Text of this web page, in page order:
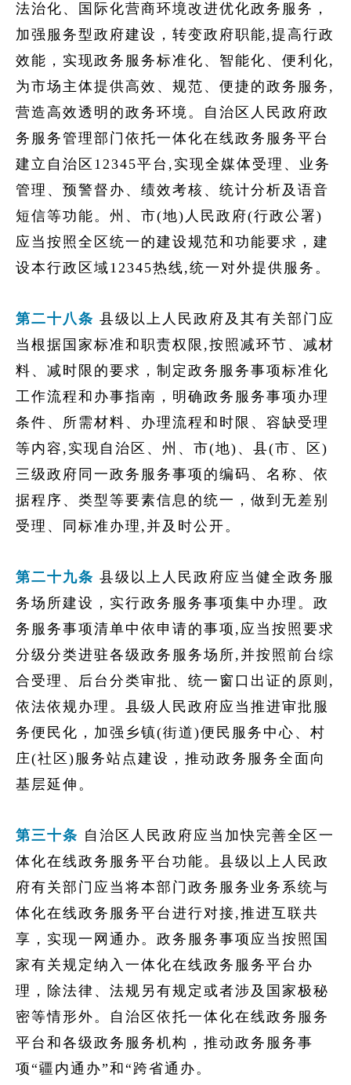
法治化、国际化营商环境改进优化政务服务，
加强服务型政府建设，转变政府职能,提高行政
效能，实现政务服务标准化、智能化、便利化,
为市场主体提供高效、规范、便捷的政务服务,
营造高效透明的政务环境。自治区人民政府政
务服务管理部门依托一体化在线政务服务平台
建立自治区12345平台,实现全媒体受理、业务
管理、预警督办、绩效考核、统计分析及语音
短信等功能。州、市(地)人民政府(行政公署)
应当按照全区统一的建设规范和功能要求，建
设本行政区域12345热线,统一对外提供服务。
第二十八条 县级以上人民政府及其有关部门应
当根据国家标准和职责权限,按照减环节、减材
料、减时限的要求，制定政务服务事项标准化
工作流程和办事指南，明确政务服务事项办理
条件、所需材料、办理流程和时限、容缺受理
等内容,实现自治区、州、市(地)、县(市、区)
三级政府同一政务服务事项的编码、名称、依
据程序、类型等要素信息的统一，做到无差别
受理、同标准办理,并及时公开。
第二十九条 县级以上人民政府应当健全政务服
务场所建设，实行政务服务事项集中办理。政
务服务事项清单中依申请的事项,应当按照要求
分级分类进驻各级政务服务场所,并按照前台综
合受理、后台分类审批、统一窗口出证的原则,
依法依规办理。县级人民政府应当推进审批服
务便民化，加强乡镇(街道)便民服务中心、村
庄(社区)服务站点建设，推动政务服务全面向
基层延伸。
第三十条 自治区人民政府应当加快完善全区一
体化在线政务服务平台功能。县级以上人民政
府有关部门应当将本部门政务服务业务系统与
体化在线政务服务平台进行对接,推进互联共
享，实现一网通办。政务服务事项应当按照国
家有关规定纳入一体化在线政务服务平台办
理，除法律、法规另有规定或者涉及国家极秘
密等情形外。自治区依托一体化在线政务服务
平台和各级政务服务机构，推动政务服务事
项“疆内通办”和“跨省通办。